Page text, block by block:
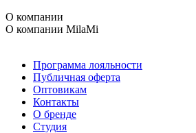
О компании
О компании MilaMi
Программа лояльности
Публичная оферта
Оптовикам
Контакты
О бренде
Студия